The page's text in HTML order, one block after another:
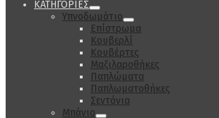
ΚΑΤΗΓΟΡΙΕΣ
Υπνοδωμάτιο
Επίστρωμα
Κουβερλί
Κουβέρτες
Μαξιλαροθήκες
Παπλώματα
Παπλωματοθήκες
Σεντόνια
Μπάνιο